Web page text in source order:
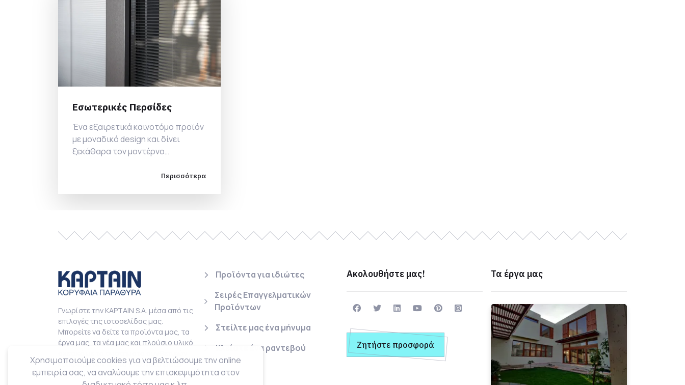
Χρησιμοποιούμε cookies για να βελτιώσουμε την online
εμπειρία σας, να αναλύουμε την επισκεψιμότητα στον
Εσωτερικές Περσίδες
Ένα εξαιρετικά καινοτόμο προϊόν
με μοναδικό design και δίνει
ξεκάθαρα τον μοντέρνο
Περισσότερα
Γνωρίστε την KAPTAIN S.A. μέσα από τις
επιλογές της ιστοσελίδας μας.
Μπορείτε να δείτε τα προϊόντα μας, τα
έργα μας, τα νέα μας και πλούσιο υλικό
κουφωμάτων και τα πλεονεκτήματα
τους.
Προϊόντα για ιδιώτες
Σειρές Επαγγελματικών
Προϊόντων
Στείλτε μας ένα μήνυμα
Κλείστε ένα ραντεβού
Ακολουθήστε μας!
Ζητήστε προσφορά
Τα έργα μας